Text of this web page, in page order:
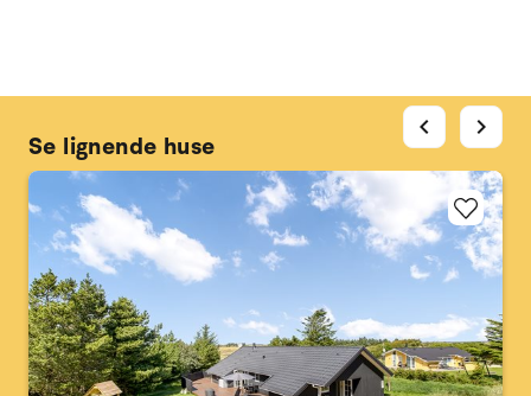
Se lignende huse
chevron_left chevron_right